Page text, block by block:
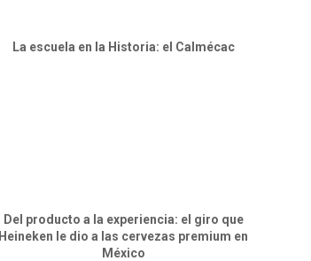
⁠La escuela en la Historia: el Calmécac
Del producto a la experiencia: el giro que
Heineken le dio a las cervezas premium en
México